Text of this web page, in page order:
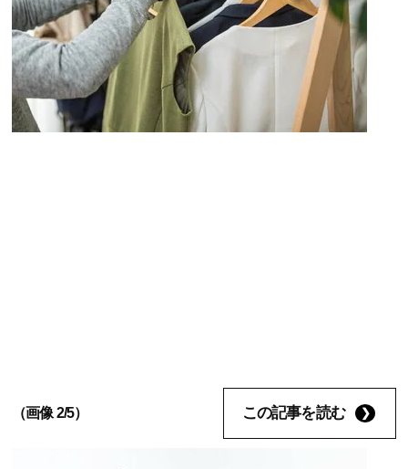
（画像 2/5） この記事を読む